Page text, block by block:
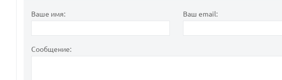
Ваше имя: Ваш email:
Сообщение: